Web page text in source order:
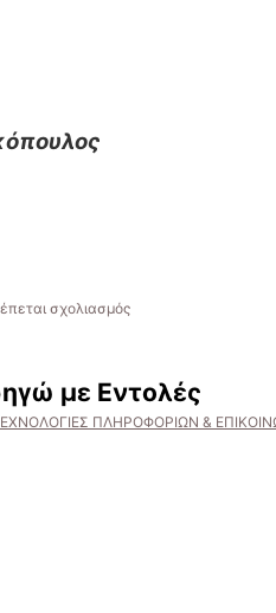
σχολιασμόςστο
με Εντολές
ΠΛΗΡΟΦΟΡΙΩΝ &